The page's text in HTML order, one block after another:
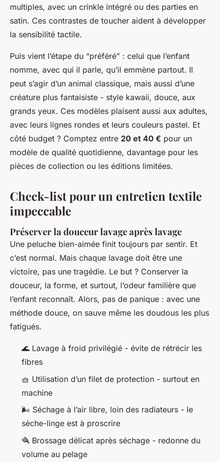
multiples, avec un crinkle intégré ou des parties en
satin. Ces contrastes de toucher aident à développer
la sensibilité tactile.
Puis vient l’étape du “préféré” : celui que l’enfant
nomme, avec qui il parle, qu’il emmène partout. Il
peut s’agir d’un animal classique, mais aussi d’une
créature plus fantaisiste - style kawaii, douce, aux
grands yeux. Ces modèles plaisent aussi aux adultes,
avec leurs lignes rondes et leurs couleurs pastel. Et
côté budget ? Comptez entre 20 et 40 € pour un
modèle de qualité quotidienne, davantage pour les
pièces de collection ou les éditions limitées.
Check-list pour un entretien textile
impeccable
Préserver la douceur lavage après lavage
Une peluche bien-aimée finit toujours par sentir. Et
c’est normal. Mais chaque lavage doit être une
victoire, pas une tragédie. Le but ? Conserver la
douceur, la forme, et surtout, l’odeur familière que
l’enfant reconnaît. Alors, pas de panique : avec une
méthode douce, on sauve même les doudous les plus
fatigués.
🌊 Lavage à froid privilégié - évite de rétrécir les
fibres
🧺 Utilisation d’un filet de protection - surtout en
machine
🌬️ Séchage à l’air libre, loin des radiateurs - le
sèche-linge est à proscrire
🪮 Brossage délicat après séchage - redonne du
volume au pelage